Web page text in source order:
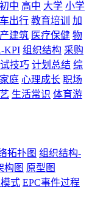
初中 高中 大学 小学
出行 教育培训
加
建筑 医疗保健 物
KPI 组织结构 采购
技巧 计划总结 综
庭 心理成长 职场
生活常识 体育游
拓扑图 组织结构-
构图 原型图
式 EPC事件过程